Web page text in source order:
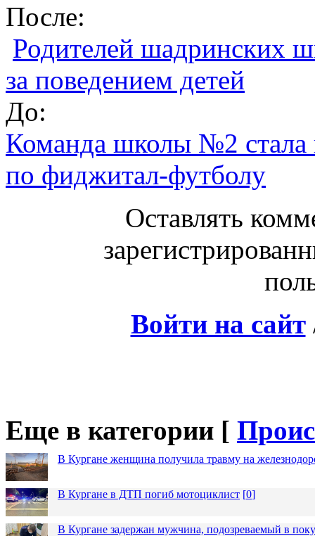
После:
Родителей шадринских
за поведением детей
До:
Команда школы №2 стала
по фиджитал-футболу
Оставлять
Войти на сайт
Еще в категории [
В Кургане женщина получила травму на
В Кургане в ДТП погиб мотоциклист [0]
В Кургане задержан мужчина, подозреваемый в